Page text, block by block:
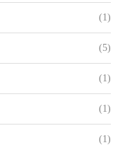
(1)
(5)
(1)
(1)
(1)